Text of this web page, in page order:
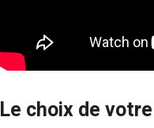
Le choix de